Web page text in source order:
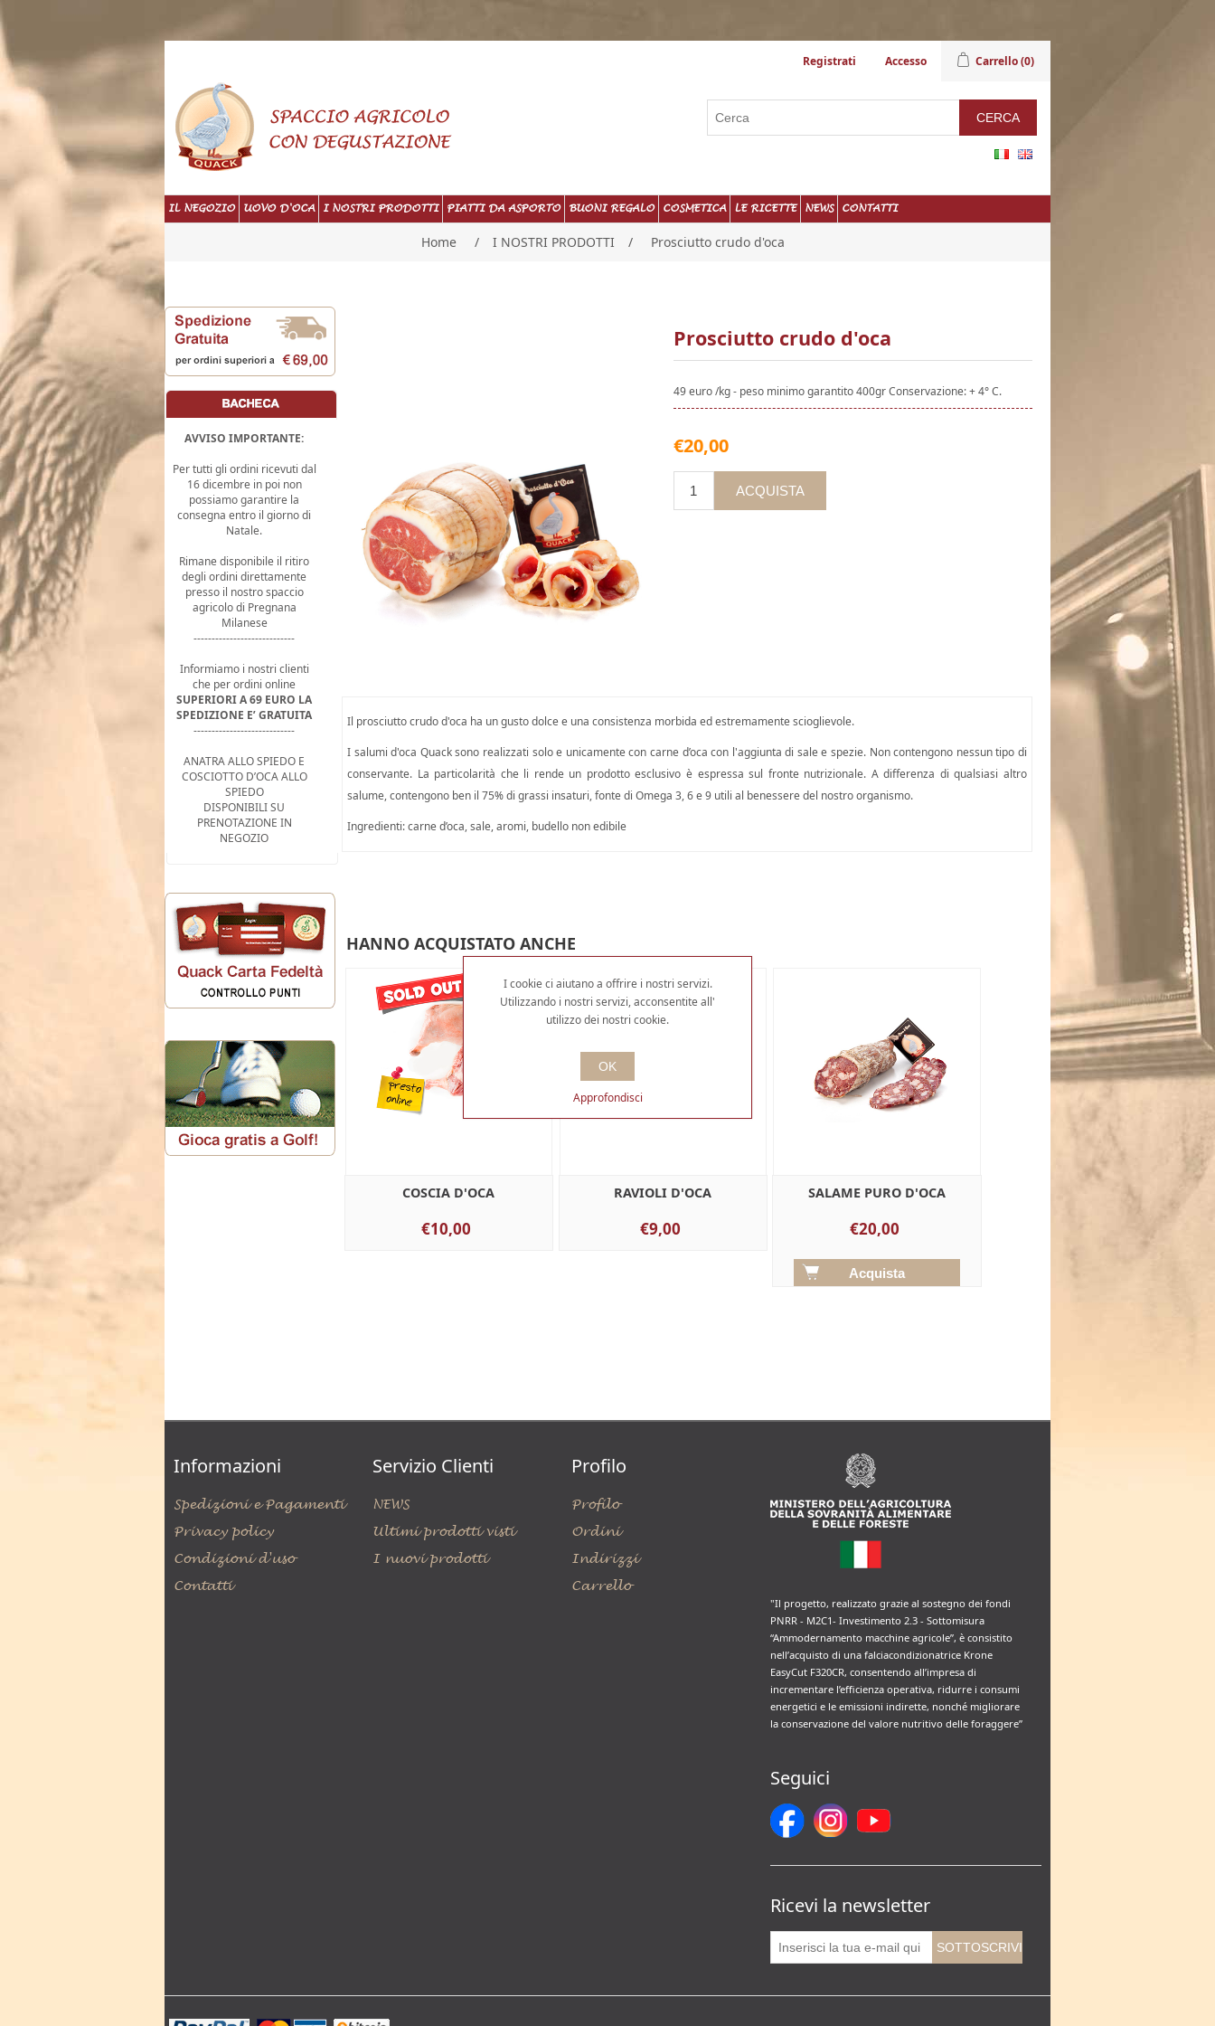
Registrati Accesso Carrello(0)
IL NEGOZIO UOVO D'OCA I NOSTRI PRODOTTI PIATTI DA ASPORTO BUONI REGALO COSMETICA LE RICETTE NEWS CONTATTI
Home / I NOSTRI PRODOTTI / Prosciutto crudo d'oca
AVVISO IMPORTANTE:
Per tutti gli ordini ricevuti dal
16 dicembre in poi non
possiamo garantire la
consegna entro il giorno di
Natale.
Rimane disponibile il ritiro
degli ordini direttamente
presso il nostro spaccio
agricolo di Pregnana
Milanese
----------------------------
Informiamo i nostri clienti
che per ordini online
SUPERIORI A 69 EURO LA
SPEDIZIONE E’ GRATUITA
----------------------------
ANATRA ALLO SPIEDO E
COSCIOTTO D’OCA ALLO
SPIEDO
DISPONIBILI SU
PRENOTAZIONE IN
NEGOZIO
Prosciutto crudo d'oca
49 euro /kg - peso minimo garantito 400gr Conservazione: + 4° C.
€20,00
Il prosciutto crudo d'oca ha un gusto dolce e una consistenza morbida ed estremamente scioglievole.
I salumi d'oca Quack sono realizzati solo e unicamente con carne d’oca con l'aggiunta di sale e spezie. Non contengono nessun tipo di
conservante. La particolarità che li rende un prodotto esclusivo è espressa sul fronte nutrizionale. A differenza di qualsiasi altro
salume, contengono ben il 75% di grassi insaturi, fonte di Omega 3, 6 e 9 utili al benessere del nostro organismo.
Ingredienti: carne d’oca, sale, aromi, budello non edibile
HANNO ACQUISTATO ANCHE
COSCIA D'OCA
€10,00
RAVIOLI D'OCA
€9,00
SALAME PURO D'OCA
€20,00
Informazioni
Spedizioni e Pagamenti
Privacy policy
Condizioni d'uso
Contatti
Servizio Clienti
NEWS
Ultimi prodotti visti
I nuovi prodotti
Profilo
Profilo
Ordini
Indirizzi
Carrello
"Il progetto, realizzato grazie al sostegno dei fondi
PNRR - M2C1- Investimento 2.3 - Sottomisura
“Ammodernamento macchine agricole”, è consistito
nell’acquisto di una falciacondizionatrice Krone
EasyCut F320CR, consentendo all’impresa di
incrementare l’efficienza operativa, ridurre i consumi
energetici e le emissioni indirette, nonché migliorare
la conservazione del valore nutritivo delle foraggere”
Seguici
Ricevi la newsletter
I cookie ci aiutano a offrire i nostri servizi.
Utilizzando i nostri servizi, acconsentite all'
utilizzo dei nostri cookie.
OK
Approfondisci